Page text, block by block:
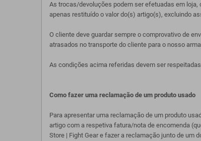
As trocas/devoluções podem ser efetuadas em
apenas restituído o valor do(s) artigo(s), excluindo
O cliente deve guardar sempre o comprovativo de
atrasados no transporte do cliente para o nosso
As condições acima referidas devem ser
Como fazer uma reclamação de um produto usado
Para apresentar uma reclamação de um produto
artigo com a respetiva fatura/nota de encomenda
Store | Fight Gear e fazer a reclamação junto de um